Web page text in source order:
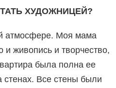
ХУДОЖНИЦЕЙ?
атмосфере. Моя мама
и живопись и творчество,
была полна ее
стенах. Все стены были